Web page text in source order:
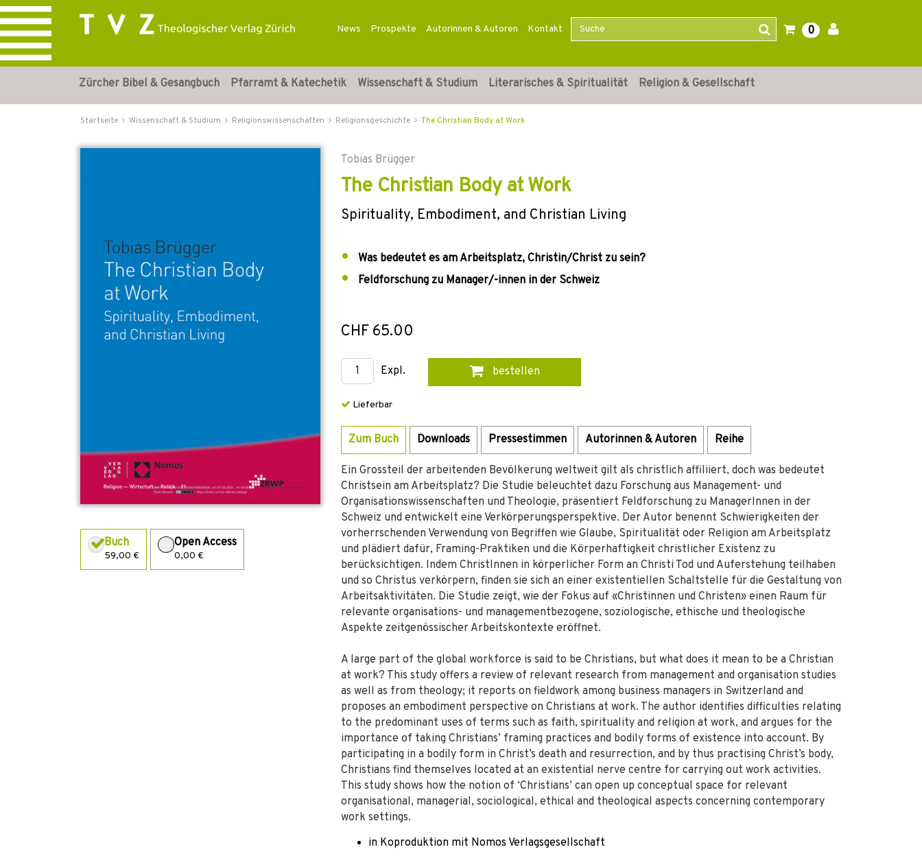
News Prospekte Autorinnen & Autoren Kontakt 0
Zürcher Bibel & Gesangbuch Pfarramt & Katechetik Wissenschaft & Studium Literarisches & Spiritualität Religion & Gesellschaft
Startseite Wissenschaft & Studium Religionswissenschaften Religionsgeschichte The Christian Body at Work
Buch
59,00 €
Open Access
0,00 €
Tobias Brügger
The Christian Body at Work
Spirituality, Embodiment, and Christian Living
Was bedeutet es am Arbeitsplatz, Christin/Christ zu sein?
Feldforschung zu Manager/-innen in der Schweiz
CHF 65.00
Expl. bestellen
Lieferbar
Zum Buch Downloads Pressestimmen Autorinnen & Autoren Reihe
Ein Grossteil der arbeitenden Bevölkerung weltweit gilt als christlich affiliiert, doch was bedeutet
Christsein am Arbeitsplatz? Die Studie beleuchtet dazu Forschung aus Management- und
Organisationswissenschaften und Theologie, präsentiert Feldforschung zu ManagerInnen in der
Schweiz und entwickelt eine Verkörperungsperspektive. Der Autor benennt Schwierigkeiten der
vorherrschenden Verwendung von Begriffen wie Glaube, Spiritualität oder Religion am Arbeitsplatz
und plädiert dafür, Framing-Praktiken und die Körperhaftigkeit christlicher Existenz zu
berücksichtigen. Indem ChristInnen in körperlicher Form an Christi Tod und Auferstehung teilhaben
und so Christus verkörpern, finden sie sich an einer existentiellen Schaltstelle für die Gestaltung von
Arbeitsaktivitäten. Die Studie zeigt, wie der Fokus auf «Christinnen und Christen» einen Raum für
relevante organisations- und managementbezogene, soziologische, ethische und theologische
Aspekte zeitgenössischer Arbeitskontexte eröffnet.
A large part of the global workforce is said to be Christians, but what does it mean to be a Christian
at work? This study offers a review of relevant research from management and organisation studies
as well as from theology; it reports on fieldwork among business managers in Switzerland and
proposes an embodiment perspective on Christians at work. The author identifies difficulties relating
to the predominant uses of terms such as faith, spirituality and religion at work, and argues for the
importance of taking Christians’ framing practices and bodily forms of existence into account. By
participating in a bodily form in Christ’s death and resurrection, and by thus practising Christ’s body,
Christians find themselves located at an existential nerve centre for carrying out work activities.
This study shows how the notion of ‘Christians’ can open up conceptual space for relevant
organisational, managerial, sociological, ethical and theological aspects concerning contemporary
work settings.
in Koproduktion mit Nomos Verlagsgesellschaft